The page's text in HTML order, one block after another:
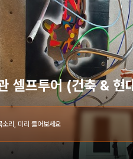
셀프투어 (건축 & 현
소리, 미리 들어보세요